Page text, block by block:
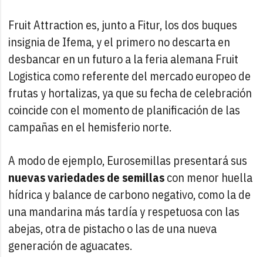
Fruit Attraction es, junto a Fitur, los dos buques
insignia de Ifema, y el primero no descarta en
desbancar en un futuro a la feria alemana Fruit
Logistica como referente del mercado europeo de
frutas y hortalizas, ya que su fecha de celebración
coincide con el momento de planificación de las
campañas en el hemisferio norte.
A modo de ejemplo, Eurosemillas presentará sus
nuevas variedades de semillascon menor huella
hídrica y balance de carbono negativo, como la de
una mandarina más tardía y respetuosa con las
abejas, otra de pistacho o las de una nueva
generación de aguacates.